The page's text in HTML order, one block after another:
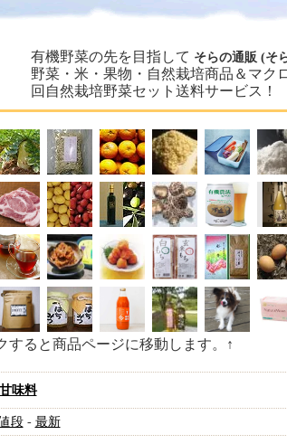
有機野菜の先を目指して そらの通販 (そ
野菜・米・果物・自然栽培商品＆マク
回自然栽培野菜セット送料サービス！
すると商品ページに移動します。↑
甘味料
段- 最新